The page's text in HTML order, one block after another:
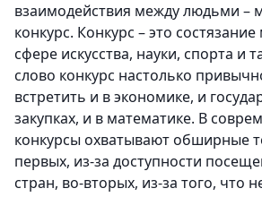
взаимодействия между людьми –
конкурс. Конкурс – это
сфере искусства, науки, спорта и
слово конкурс настолько
встретить и в экономике, и
закупках, и в математике. В
конкурсы охватывают обширные
первых, из-за доступности
стран, во-вторых, из-за того, что